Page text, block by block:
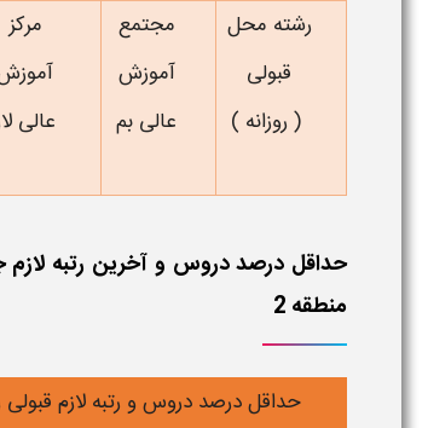
رشته محل
قبولی
( روزانه )
مجتمع
آموزش
عالی بم
مرکز
عالی
منطقه 2
حداقل درصد دروس و رتبه لازم قبولی